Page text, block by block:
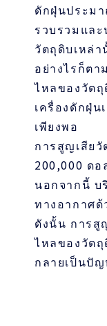
ดักฝุ่นประม
รวบรวมแล
วัตถุดิบเหล่
อย่างไรก็ต
ไหลของวัตถุ
เครื่องดักฝุ่
เพียงพอ
การสูญเสีย
200,000 ด
นอกจากนี้ บ
ทางอากาศด้
ดังนั้น การสู
ไหลของวัต
กลายเป็นปั